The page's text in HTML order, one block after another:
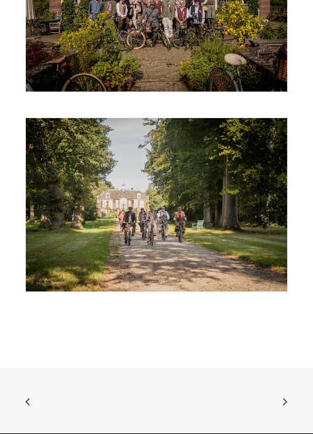
© Joris Telders
© Joris Telders